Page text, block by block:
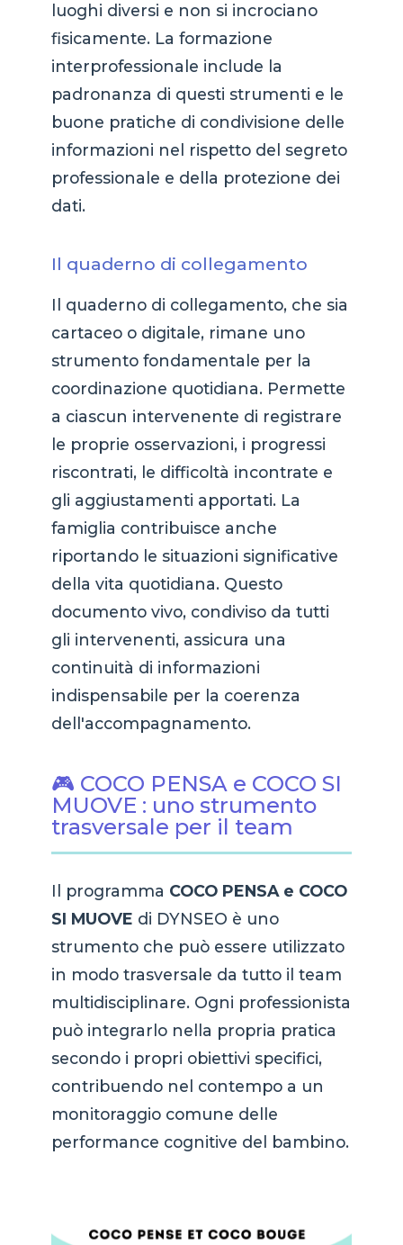
luoghi diversi e non si incrociano
fisicamente. La formazione
interprofessionale include la
padronanza di questi strumenti e le
buone pratiche di condivisione delle
informazioni nel rispetto del segreto
professionale e della protezione dei
dati.
Il quaderno di collegamento
Il quaderno di collegamento, che sia
cartaceo o digitale, rimane uno
strumento fondamentale per la
coordinazione quotidiana. Permette
a ciascun intervenente di registrare
le proprie osservazioni, i progressi
riscontrati, le difficoltà incontrate e
gli aggiustamenti apportati. La
famiglia contribuisce anche
riportando le situazioni significative
della vita quotidiana. Questo
documento vivo, condiviso da tutti
gli intervenenti, assicura una
continuità di informazioni
indispensabile per la coerenza
dell'accompagnamento.
🎮 COCO PENSA e COCO SI
MUOVE : uno strumento
trasversale per il team
Il programma COCO PENSA e COCO
SI MUOVE di DYNSEO è uno
strumento che può essere utilizzato
in modo trasversale da tutto il team
multidisciplinare. Ogni professionista
può integrarlo nella propria pratica
secondo i propri obiettivi specifici,
contribuendo nel contempo a un
monitoraggio comune delle
performance cognitive del bambino.